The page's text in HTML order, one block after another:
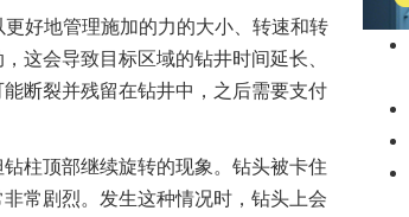
更好地管理施加的力的大小、转速和转
这会导致目标区域的钻井时间延长、
断裂并残留在钻井中，之后需要支付
柱顶部继续旋转的现象。钻头被卡住
常剧烈。发生这种情况时，钻头上会